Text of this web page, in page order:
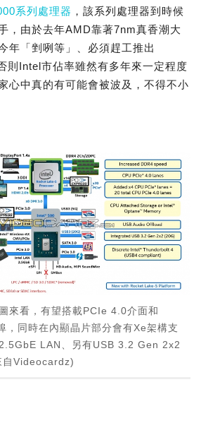
系列處理器 ，該系列處理器到時候
，由於去年AMD靠著7nm真香潮大
年「剉咧等」、必須趕工推出
則Intel市佔率雖然有多年來一定程度
心中真的有可能會被波及，不得不小
來看，有望搭載PCIe 4.0介面和
同時在內顯晶片部分會有Xe架構支
LAN、另有USB 3.2 Gen 2x2
自Videocardz)